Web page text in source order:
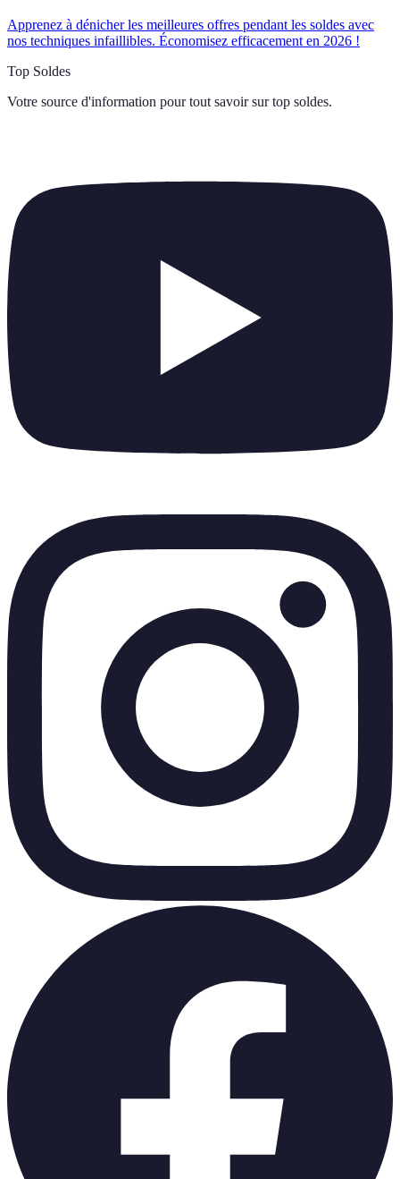
Apprenez à dénicher les meilleures offres pendant les soldes avec
nos techniques infaillibles. Économisez efficacement en 2026 !
Top Soldes
Votre source d'information pour tout savoir sur top soldes.